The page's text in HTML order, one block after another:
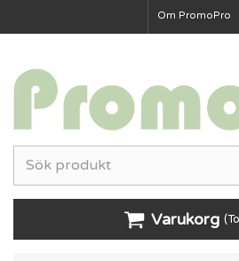
Om PromoPro
Varukorg